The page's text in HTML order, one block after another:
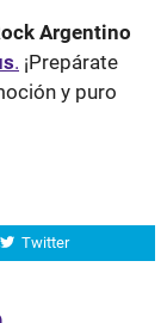
Argentino
. ¡Prepárate
y puro
Twitter